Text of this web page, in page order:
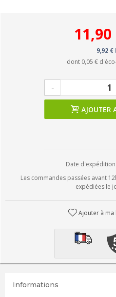
11,90
9,92 €
dont 0,05 €
-
AJOUTER
Date d'expédition
Les commandes passées avant
expédiées le
Ajouter à ma
Informations